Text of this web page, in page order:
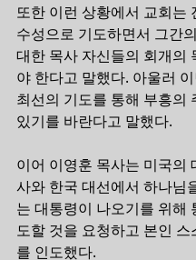
또한 이런 상황에서 교회는
수성으로 기도하면서 그간
대한 목사 자신들의 회개의
야 한다고 말했다. 아울러
최선의 기도를 통해 부흥의
있기를 바란다고 말했다.
이어 이영훈 목사는 미국의
사와 한국 대선에서 하나님
는 대통령이 나오기를 위해
도할 것을 요청하고 본인 스
를 인도했다.